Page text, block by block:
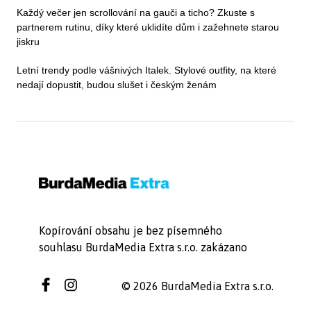
Každý večer jen scrollování na gauči a ticho? Zkuste s
partnerem rutinu, díky které uklidíte dům i zažehnete starou
jiskru
Letní trendy podle vášnivých Italek. Stylové outfity, na které
nedají dopustit, budou slušet i českým ženám
Kopírování obsahu je bez písemného
souhlasu BurdaMedia Extra s.r.o. zakázano
© 2026 BurdaMedia Extra s.r.o.